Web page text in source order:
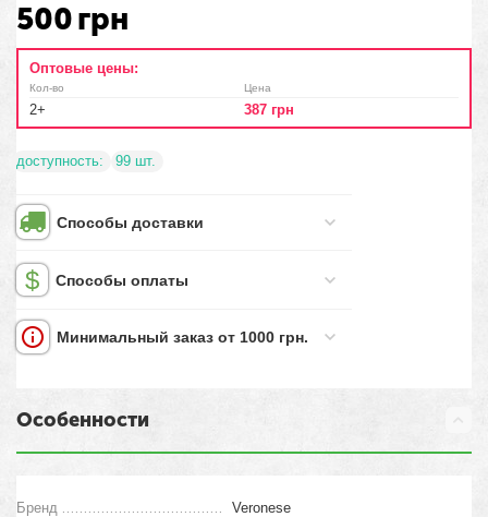
500грн
Оптовые цены:
Кол-во
2+
Цена
387 грн
доступность: 99 шт.
Способы доставки
Способы оплаты
Минимальный заказ от 1000 грн.
Особенности
Бренд Veronese